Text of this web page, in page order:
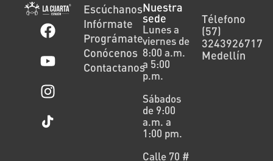
Escúchanos
Infórmate
Prográmate
Conócenos
Contactanos
Nuestra
sede
Lunes a
viernes de
8:00 a.m.
a 5:00
p.m.
Sábados
de 9:00
a.m. a
1:00 pm.
Calle 70 #
Télefono
(57)
3243926717
Medellín